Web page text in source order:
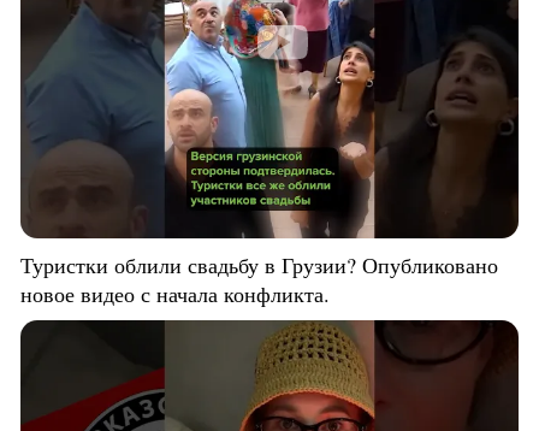
Туристки облили свадьбу в Грузии? Опубликовано
новое видео с начала конфликта.